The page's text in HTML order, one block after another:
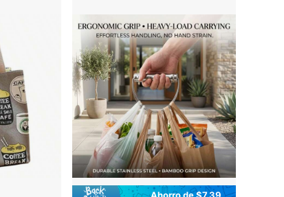
Ahorro de $7.39